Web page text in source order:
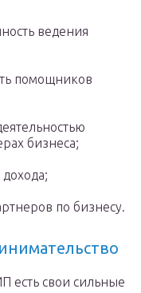
ведения
помощников
бизнеса;
по бизнесу.
есть свои сильные